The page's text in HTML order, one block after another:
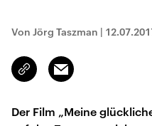
Von Jörg Taszman |
Link
kopieren/teilen
Email
Der Film „Meine